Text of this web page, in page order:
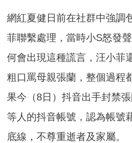
網紅夏健日前在社群中強調
菲聯繫處理，當時小S怒發
何會出現這種謊言，汪小菲
粗口罵母親張蘭，整個過程
果今（8日）抖音出手封禁
等人的抖音帳號，認為帳號
底線，不尊重逝者及家屬。